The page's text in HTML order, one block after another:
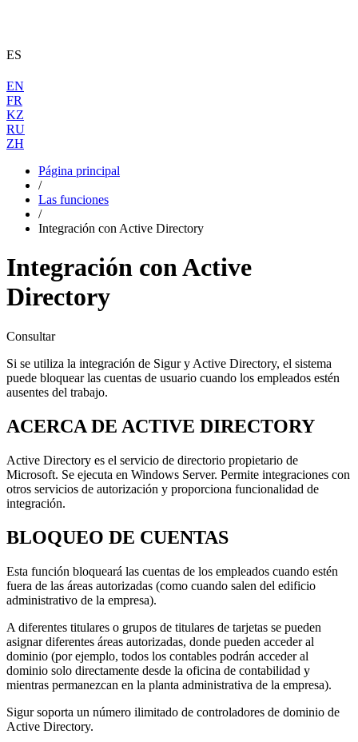
ES
EN
FR
KZ
RU
ZH
Página principal
/
Las funciones
/
Integración con Active Directory
Integración con Active
Directory
Consultar
Si se utiliza la integración de Sigur y Active Directory, el sistema
puede bloquear las cuentas de usuario cuando los empleados estén
ausentes del trabajo.
ACERCA DE ACTIVE DIRECTORY
Active Directory es el servicio de directorio propietario de
Microsoft. Se ejecuta en Windows Server. Permite integraciones con
otros servicios de autorización y proporciona funcionalidad de
integración.
BLOQUEO DE CUENTAS
Esta función bloqueará las cuentas de los empleados cuando estén
fuera de las áreas autorizadas (como cuando salen del edificio
administrativo de la empresa).
A diferentes titulares o grupos de titulares de tarjetas se pueden
asignar diferentes áreas autorizadas, donde pueden acceder al
dominio (por ejemplo, todos los contables podrán acceder al
dominio solo directamente desde la oficina de contabilidad y
mientras permanezcan en la planta administrativa de la empresa).
Sigur soporta un número ilimitado de controladores de dominio de
Active Directory.